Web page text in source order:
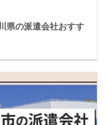
県の派遣会社おすす